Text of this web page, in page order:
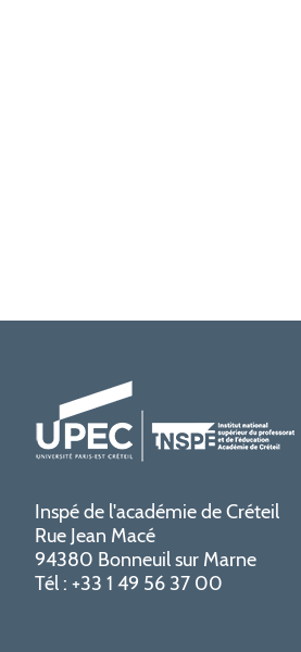
Inspé de l'académie de Créteil
Rue Jean Macé
94380 Bonneuil sur Marne
Tél : +33 1 49 56 37 00